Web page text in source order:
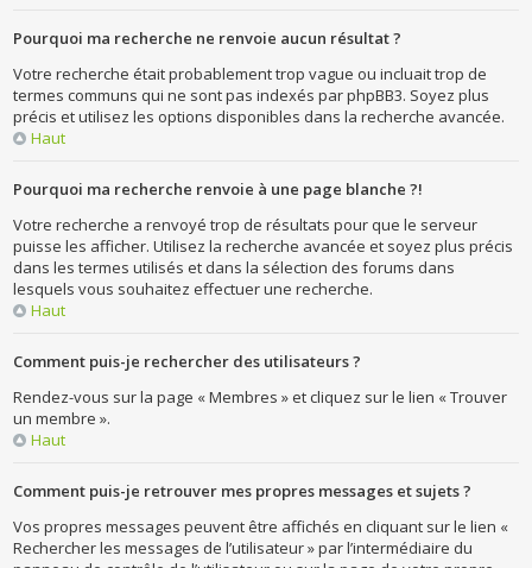
Pourquoi ma recherche ne renvoie aucun résultat ?
Votre recherche était probablement trop vague ou incluait trop de
termes communs qui ne sont pas indexés par phpBB3. Soyez plus
précis et utilisez les options disponibles dans la recherche avancée.
Haut
Pourquoi ma recherche renvoie à une page blanche ?!
Votre recherche a renvoyé trop de résultats pour que le serveur
puisse les afficher. Utilisez la recherche avancée et soyez plus précis
dans les termes utilisés et dans la sélection des forums dans
lesquels vous souhaitez effectuer une recherche.
Haut
Comment puis-je rechercher des utilisateurs ?
Rendez-vous sur la page « Membres » et cliquez sur le lien « Trouver
un membre ».
Haut
Comment puis-je retrouver mes propres messages et sujets ?
Vos propres messages peuvent être affichés en cliquant sur le lien «
Rechercher les messages de l’utilisateur » par l’intermédiaire du